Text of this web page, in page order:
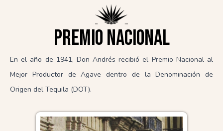
Premio Nacional
En el año de 1941, Don Andrés recibió el Premio Nacional al
Mejor Productor de Agave dentro de la Denominación de
Origen del Tequila (DOT).